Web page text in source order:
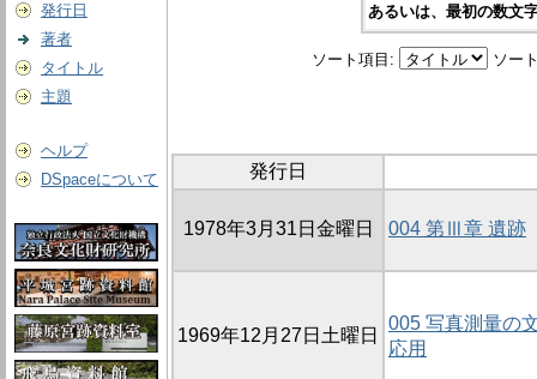
発行日
著者
タイトル
主題
ヘルプ
DSpaceについて
あるいは、最初の数文
ソート項目: ソー
発行日
1978年3月31日金曜日 004 第Ⅲ章 遺跡
1969年12月27日土曜日
005 写真測量の
応用